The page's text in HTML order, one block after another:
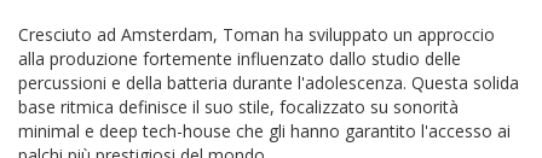
Cresciuto ad Amsterdam, Toman ha sviluppato un approccio
alla produzione fortemente influenzato dallo studio delle
percussioni e della batteria durante l'adolescenza. Questa solida
base ritmica definisce il suo stile, focalizzato su sonorità
minimal e deep tech-house che gli hanno garantito l'accesso ai